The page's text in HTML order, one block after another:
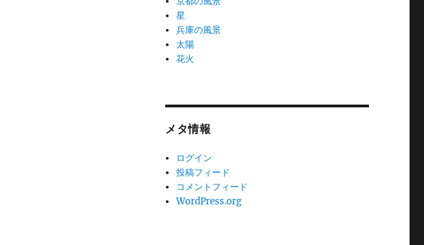
星
兵庫の風景
太陽
花火
メタ情報
ログイン
投稿フィード
コメントフィード
WordPress.org